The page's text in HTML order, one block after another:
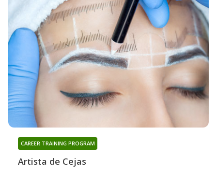
Artista de Cejas
CAREER TRAINING PROGRAM